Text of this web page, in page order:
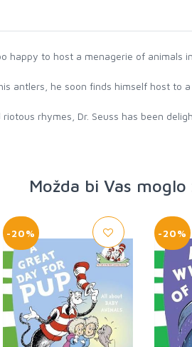
to host a menagerie of animals
antlers, he soon finds himself host to
rhymes, Dr. Seuss has been
Možda bi Vas
-20% -20%